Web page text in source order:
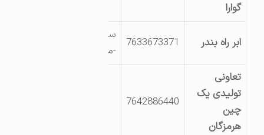
ابر راه بندر 7633673371
سه راهی فاریاب
-منطقه مجازصنعتی
تعاونی
تولیدی یک
چین
هرمزگان
7642886440